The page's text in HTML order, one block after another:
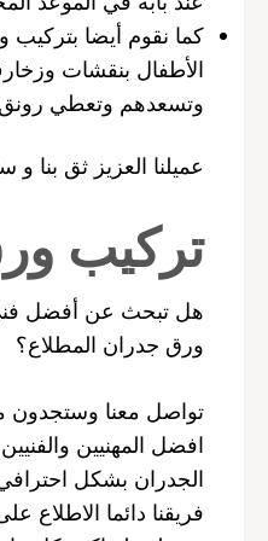
كما نقوم أيضا
الأطفال بنقشات
وتسعدهم وتعطي
عميلنا العزيز ثق بنا و
تركيب
هل تبحث عن أفضل
ورق جدران المطلاع؟
تواصل معنا وستجدون
افضل المهنيين
الجدران بشكل
فريقنا دائما الاطلاع